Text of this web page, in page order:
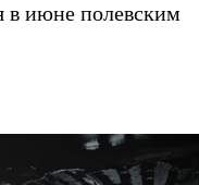
в июне полевским